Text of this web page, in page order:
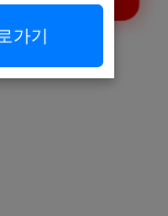
가기